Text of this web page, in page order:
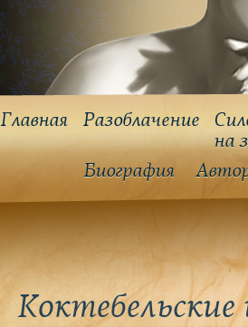
Главная Разоблачение
на
Биография
Коктебельские